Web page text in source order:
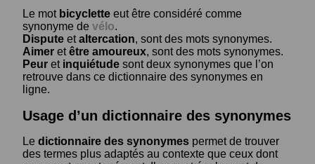
Le mot bicyclette eut être considéré comme
synonyme de vélo.
Dispute etaltercation, sont des mots synonymes.
Aimer etêtre amoureux, sont des mots synonymes.
Peur et inquiétude sont deux synonymes que l’on
retrouve dans ce dictionnaire des synonymes en
ligne.
Usage d’un dictionnaire des synonymes
Le dictionnaire des synonymes permet de trouver
des termes plus adaptés au contexte que ceux dont